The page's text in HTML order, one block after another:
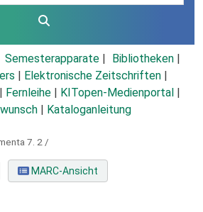
Semesterapparate
Bibliotheken
Elektronische Zeitschriften
Fernleihe KITopen-Medienportal
Kataloganleitung
7. 2 /
MARC-Ansicht